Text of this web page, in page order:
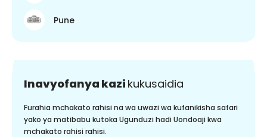
Pune
Inavyofanya kazi kukusaidia
Furahia mchakato rahisi na wa uwazi wa kufanikisha safari
yako ya matibabu kutoka Ugunduzi hadi Uondoaji kwa
mchakato rahisi rahisi.